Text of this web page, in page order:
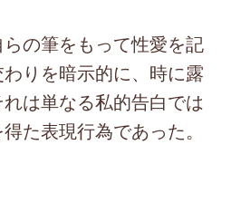
の筆をもって性愛を記
りを暗示的に、時に露
は単なる私的告白では
た表現行為であった。